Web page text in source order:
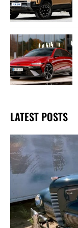
LATEST POSTS